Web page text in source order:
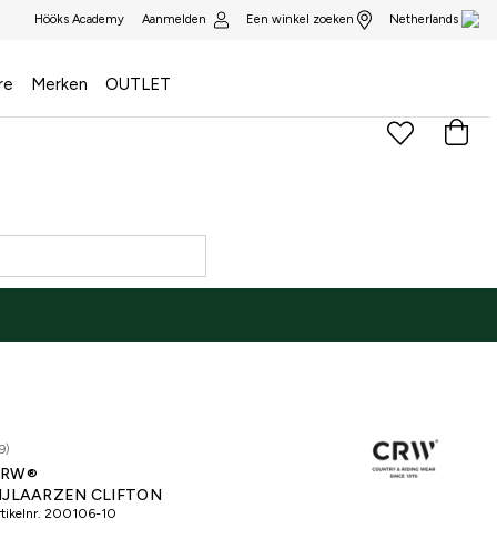
Hööks Academy Aanmelden Een winkel zoeken Netherlands
Merken OUTLET
CLIFTON
200106-10